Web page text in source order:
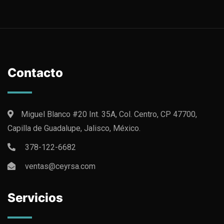
Contacto
Miguel Blanco #20 Int. 35A, Col. Centro, CP 47700,
Capilla de Guadalupe, Jalisco, México.
378-122-6682
ventas@ceyrsa.com
Servicios